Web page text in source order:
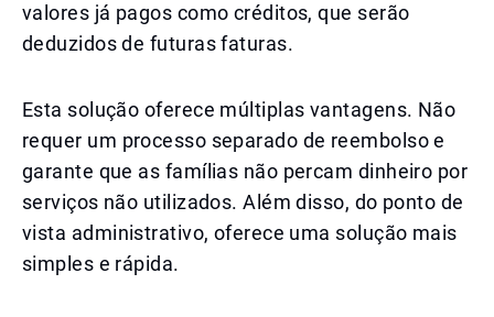
valores já pagos como créditos, que serão
deduzidos de futuras faturas.
Esta solução oferece múltiplas vantagens. Não
requer um processo separado de reembolso e
garante que as famílias não percam dinheiro por
serviços não utilizados. Além disso, do ponto de
vista administrativo, oferece uma solução mais
simples e rápida.